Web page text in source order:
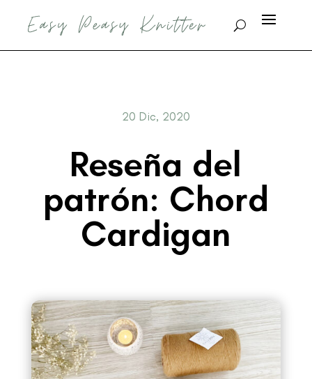
20 Dic, 2020
Reseña del
patrón: Chord
Cardigan